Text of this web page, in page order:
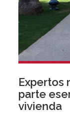
Expertos
parte
vivienda